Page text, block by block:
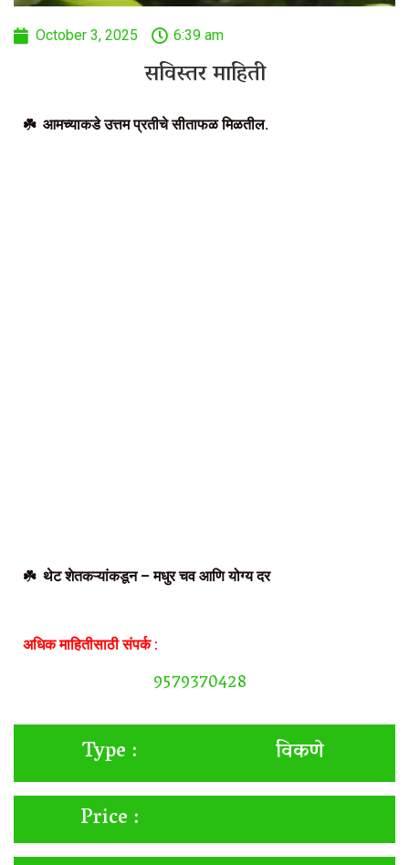
October 3, 2025 6:39 am
सविस्तर माहिती
☘️ आमच्याकडे उत्तम प्रतीचे सीताफळ मिळतील.
☘️ थेट शेतकऱ्यांकडून – मधुर चव आणि योग्य दर
अधिक माहितीसाठी संपर्क :
9579370428
Type :
विकणे
Price :